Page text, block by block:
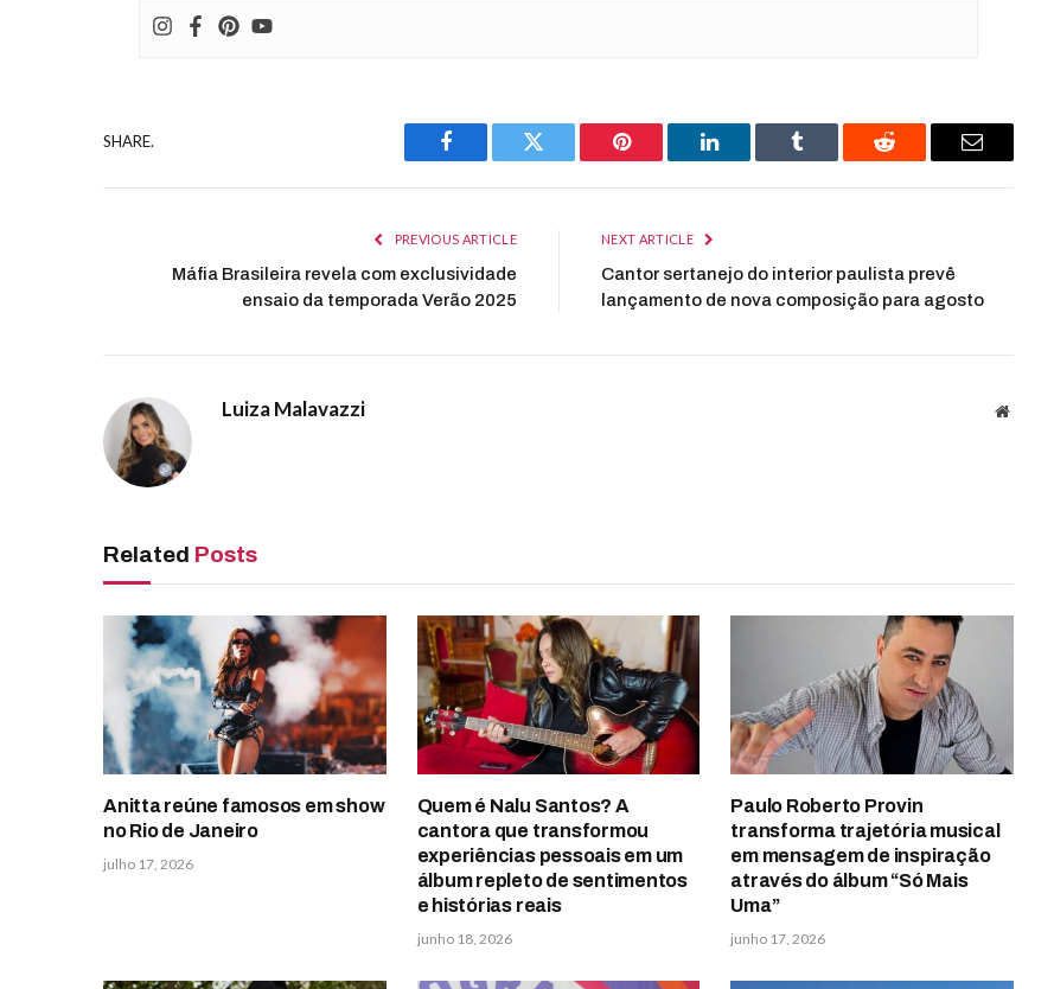
SHARE.
Facebook Twitter Pinterest LinkedIn Tumblr Reddit Email
PREVIOUS ARTICLE
Máfia Brasileira revela com exclusividade
ensaio da temporada Verão 2025
NEXT ARTICLE
Cantor sertanejo do interior paulista prevê
lançamento de nova composição para agosto
Luiza Malavazzi Website
Related Posts
Anitta reúne famosos em show
no Rio de Janeiro
julho 17, 2026
Quem é Nalu Santos? A
cantora que transformou
experiências pessoais em um
álbum repleto de sentimentos
e histórias reais
junho 18, 2026
Paulo Roberto Provin
transforma trajetória musical
em mensagem de inspiração
através do álbum “Só Mais
Uma”
junho 17, 2026